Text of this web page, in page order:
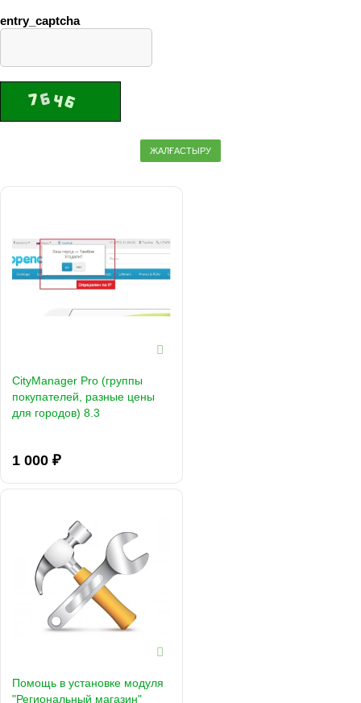
entry_captcha
ЖАЛҒАСТЫРУ
CityManager Pro (группы
покупателей, разные цены
для городов) 8.3
1 000 ₽
Помощь в установке модуля
"Региональный магазин"